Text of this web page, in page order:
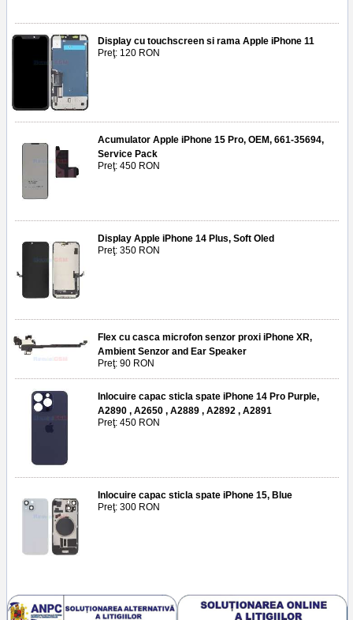
Display cu touchscreen si rama Apple iPhone 11
Preţ: 120 RON
Acumulator Apple iPhone 15 Pro, OEM, 661-35694,
Service Pack
Preţ: 450 RON
Display Apple iPhone 14 Plus, Soft Oled
Preţ: 350 RON
Flex cu casca microfon senzor proxi iPhone XR,
Ambient Senzor and Ear Speaker
Preţ: 90 RON
Inlocuire capac sticla spate iPhone 14 Pro Purple,
A2890 , A2650 , A2889 , A2892 , A2891
Preţ: 450 RON
Inlocuire capac sticla spate iPhone 15, Blue
Preţ: 300 RON